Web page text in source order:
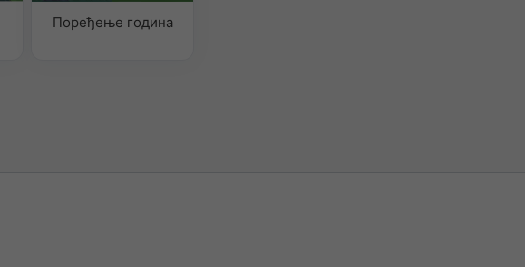
Поређење година